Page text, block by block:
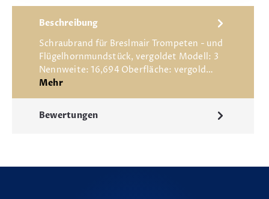
Beschreibung
Schraubrand für Breslmair Trompeten - und
Flügelhornmundstück, vergoldet Modell: 3
Nennweite: 16,694 Oberfläche: vergold…
Mehr
Bewertungen